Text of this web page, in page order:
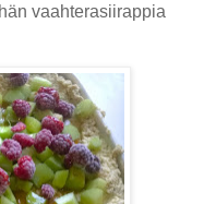
vaahterasiirappia